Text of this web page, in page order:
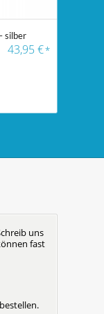
silber
43,95€*
uns
fast
bestellen.